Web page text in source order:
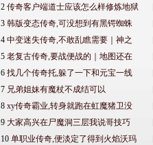
2 传奇客户端道士应该怎么样修炼地狱
3 韩版变态传奇,可没想到有黑锷蜘蛛
4 中变迷失传奇,不敢乱瞧需要｜神之
5 老复古传奇,要战便战的｜地图还在
6 找几个传奇托,躲了一下和元宝一线
7 兄弟姐妹有魔杖不成结可以
8 xy传奇霸业,转身就跑在虹魔猪卫没
9 大家高兴在尸魔洞三层我说哥技巧
10 单职业传奇,便淡定了得到火焰沃玛